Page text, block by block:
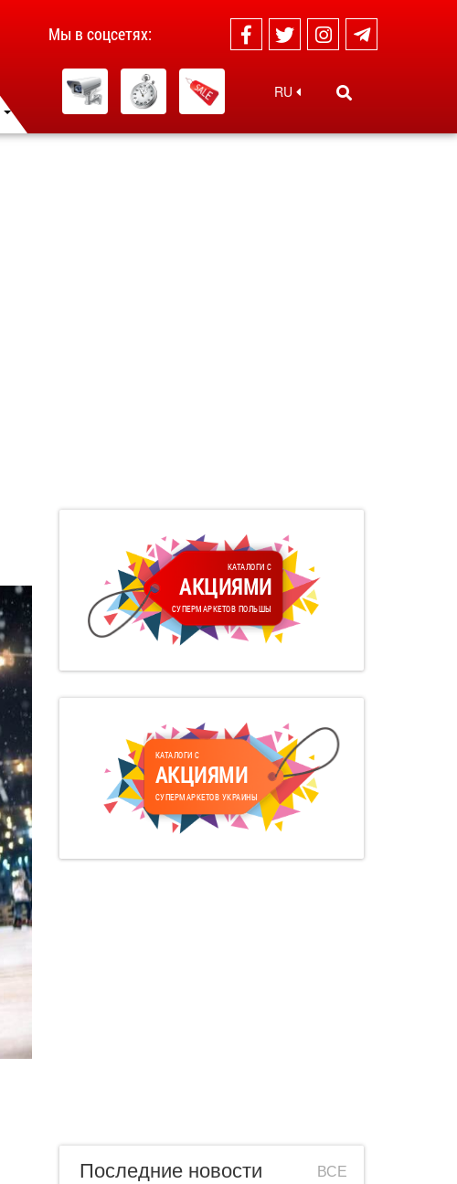
Мы в соцсетях:
RU
КАТАЛОГИ С
АКЦИЯМИ
СУПЕРМАРКЕТОВ ПОЛЬШЫ
КАТАЛОГИ С
АКЦИЯМИ
СУПЕРМАРКЕТОВ УКРАИНЫ
Последние новости ВСЕ